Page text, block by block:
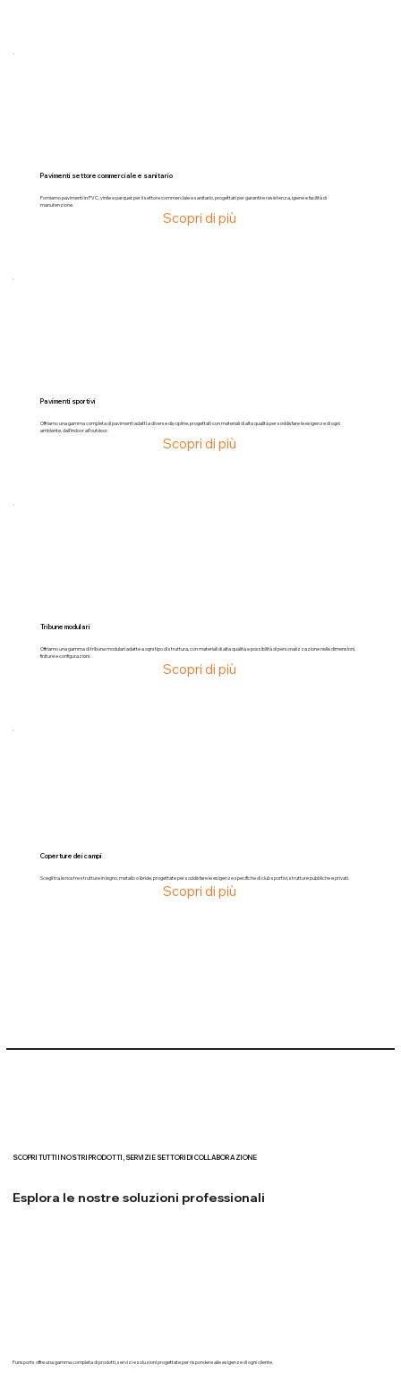
Pavimenti settore commerciale e sanitario
Forniamo pavimenti in PVC, vinile e parquet per il settore commerciale e sanitario, progettati per garantire resistenza, igiene e facilità di
manutenzione.
Scopri di più
Pavimenti sportivi
Offriamo una gamma completa di pavimenti adatti a diverse discipline, progettati con materiali di alta qualità per soddisfare le esigenze di ogni
ambiente, dall’indoor all’outdoor.
Scopri di più
Tribune modulari
Offriamo una gamma di tribune modulari adatte a ogni tipo di struttura, con materiali di alta qualità e possibilità di personalizzazione nelle dimensioni,
finiture e configurazioni.
Scopri di più
Coperture dei campi
Scegli tra le nostre strutture in legno, metallo o ibride, progettate per soddisfare le esigenze specifiche di club sportivi, strutture pubbliche e privati.
Scopri di più
SCOPRI TUTTI I NOSTRI PRODOTTI, SERVIZI E SETTORI DI COLLABORAZIONE
Esplora le nostre soluzioni professionali
Funsports offre una gamma completa di prodotti, servizi e soluzioni progettate per rispondere alle esigenze di ogni cliente.